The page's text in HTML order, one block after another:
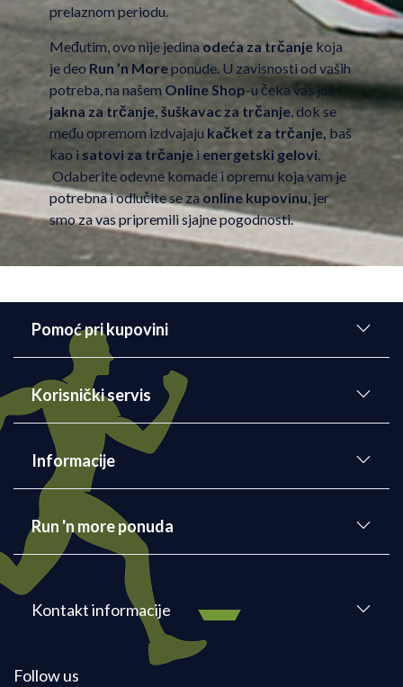
prelaznom periodu.
Međutim, ovo nije jedina odeća za trčanje koja
je deo Run ’n Moreponude. U zavisnosti od vaših
potreba, na našem Online Shop-u čeka vas još i
jakna za trčanje, šuškavac za trčanje, dok se
među opremom izdvajaju kačket za trčanje, baš
kao i satovi za trčanje i energetski gelovi.
Odaberite odevne komade i opremu koja vam je
potrebna i odlučite se za online kupovinu, jer
smo za vas pripremili sjajne pogodnosti.
Pomoć pri kupovini
Korisnički servis
Informacije
Run 'n more ponuda
Kontakt informacije
Follow us